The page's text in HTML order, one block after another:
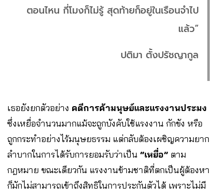
ตอนไหน กี่โมงก็ไม่รู้ สุดท้ายก็อยู่ในเรือนจำไป
แล้ว”
ปติมา ตั้งปรัชญากูล
เธอยังยกตัวอย่าง คดีการค้ามนุษย์และแรงงานประมง
ซึ่งเหยื่อจำนวนมากแม้จะถูกบังคับใช้แรงงาน กักขัง หรือ
ถูกกระทำอย่างไร้มนุษยธรรม แต่กลับต้องเผชิญความยาก
ลำบากในการได้รับการยอมรับว่าเป็น “เหยื่อ” ตาม
กฎหมาย ขณะเดียวกัน แรงงานข้ามชาติที่ตกเป็นผู้ต้องหา
ก็มักไม่สามารถเข้าถึงสิทธิในการประกันตัวได้ เพราะไม่มี